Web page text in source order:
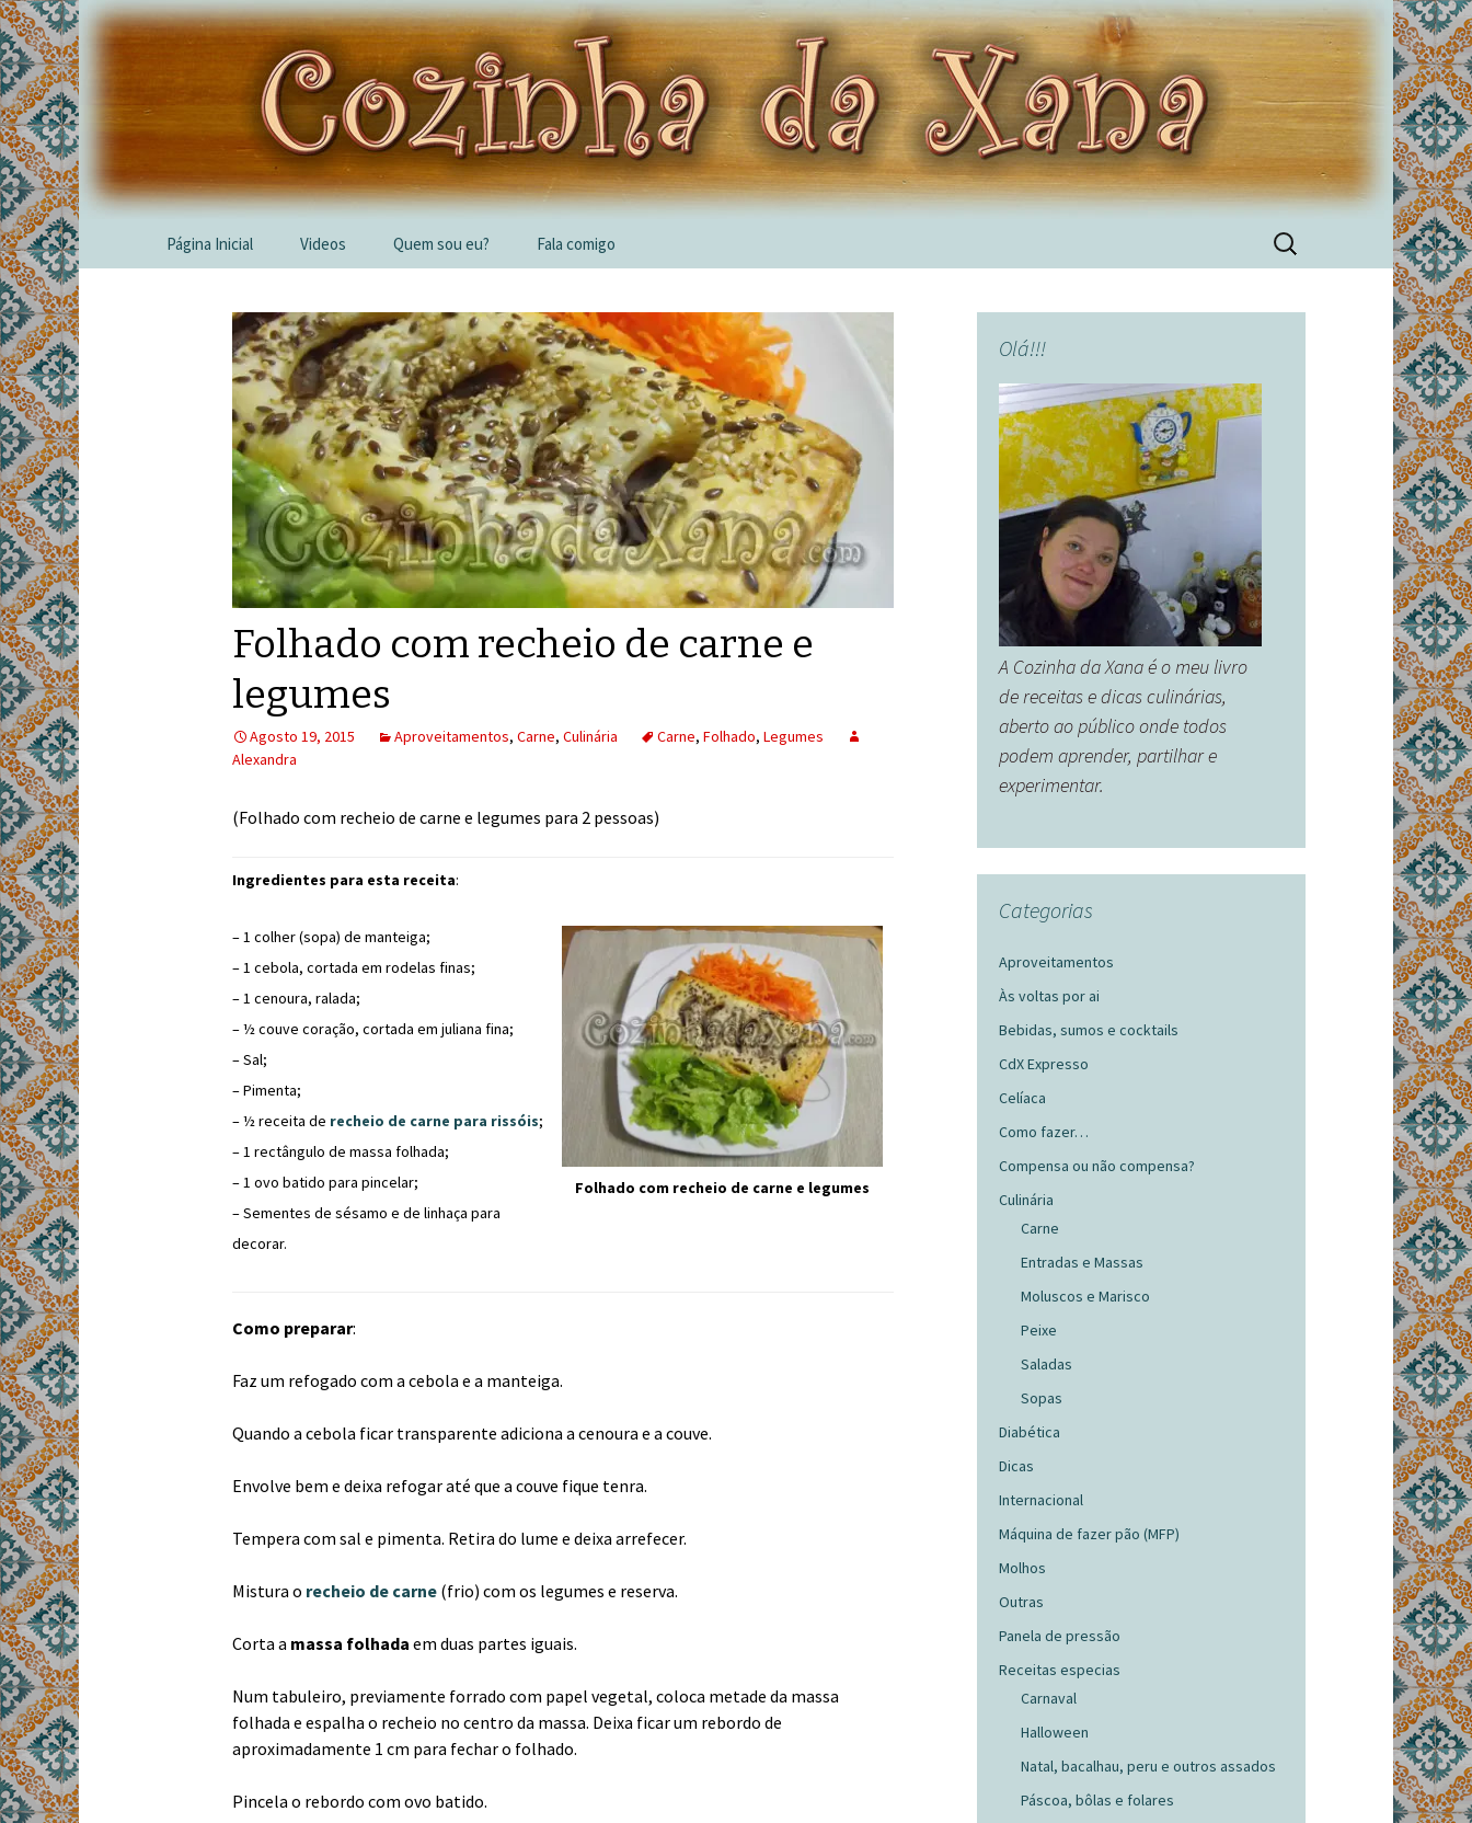
Página Inicial Videos Quem sou eu? Fala comigo
Pesquisar
por:
Folhado com recheio de carne e
legumes
Agosto 19, 2015 Aproveitamentos, Carne, Culinária Carne, Folhado, Legumes
Alexandra
(Folhado com recheio de carne e legumes para 2 pessoas)
Ingredientes para esta receita:
– 1 colher (sopa) de manteiga;
– 1 cebola, cortada em rodelas finas;
– 1 cenoura, ralada;
– ½ couve coração, cortada em juliana fina;
– Sal;
– Pimenta;
– ½ receita de recheio de carne para rissóis;
– 1 rectângulo de massa folhada;
– 1 ovo batido para pincelar;
– Sementes de sésamo e de linhaça para
decorar.
Folhado com recheio de carne e legumes
Como preparar:
Faz um refogado com a cebola e a manteiga.
Quando a cebola ficar transparente adiciona a cenoura e a couve.
Envolve bem e deixa refogar até que a couve fique tenra.
Tempera com sal e pimenta. Retira do lume e deixa arrefecer.
Mistura o recheio de carne (frio) com os legumes e reserva.
Corta a massa folhada em duas partes iguais.
Num tabuleiro, previamente forrado com papel vegetal, coloca metade da massa
folhada e espalha o recheio no centro da massa. Deixa ficar um rebordo de
aproximadamente 1 cm para fechar o folhado.
Pincela o rebordo com ovo batido.
Olá!!!
A Cozinha da Xana é o meu livro
de receitas e dicas culinárias,
aberto ao público onde todos
podem aprender, partilhar e
experimentar.
Categorias
Aproveitamentos
Às voltas por ai
Bebidas, sumos e cocktails
CdX Expresso
Celíaca
Como fazer…
Compensa ou não compensa?
Culinária
Carne
Entradas e Massas
Moluscos e Marisco
Peixe
Saladas
Sopas
Diabética
Dicas
Internacional
Máquina de fazer pão (MFP)
Molhos
Outras
Panela de pressão
Receitas especias
Carnaval
Halloween
Natal, bacalhau, peru e outros assados
Páscoa, bôlas e folares